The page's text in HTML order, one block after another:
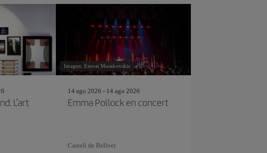
L’art
Imagen: Emvat Mosakovskis
14 ago 2026 - 14 ago 2026
Emma Pollock en concert
Castell de Bellver